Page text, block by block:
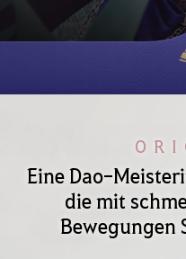
Eine Dao-
die mit